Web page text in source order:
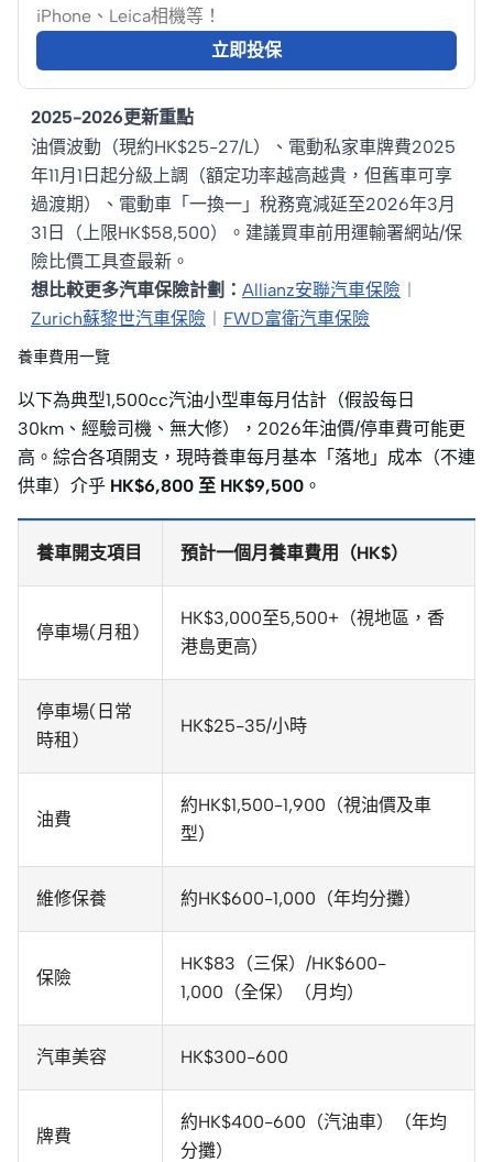
iPhone、Leica相機等！
立即投保
2025-2026更新重點
油價波動（現約HK$25-27/L）、電動私家車牌費2025
年11月1日起分級上調（額定功率越高越貴，但舊車可享
過渡期）、電動車「一換一」稅務寬減延至2026年3月
31日（上限HK$58,500）。建議買車前用運輸署網站/保
險比價工具查最新。
想比較更多汽車保險計劃： Allianz安聯汽車保險
Zurich蘇黎世汽車保險
FWD富衛汽車保險
養車費用一覽
以下為典型1,500cc汽油小型車每月估計（假設每日
30km、經驗司機、無大修），2026年油價/停車費可能更
高。 綜合各項開支， 現時養車每月基本「落地」成本（不連
供車）介乎 HK$6,800 至 HK$9,500 。
養車開支項目 預計一個月養車費用（HK$）
停車場(月租)
HK$3,000至5,500+（視地區，香
港島更高）
停車場(日常
時租)
HK$25-35/小時
油費
約HK$1,500-1,900（視油價及車
型）
維修保養 約HK$600-1,000（年均分攤）
保險
HK$83（三保）/HK$600-
1,000（全保）（月均）
汽車美容 HK$300-600
牌費
約HK$400-600（汽油車）（年均
分攤）